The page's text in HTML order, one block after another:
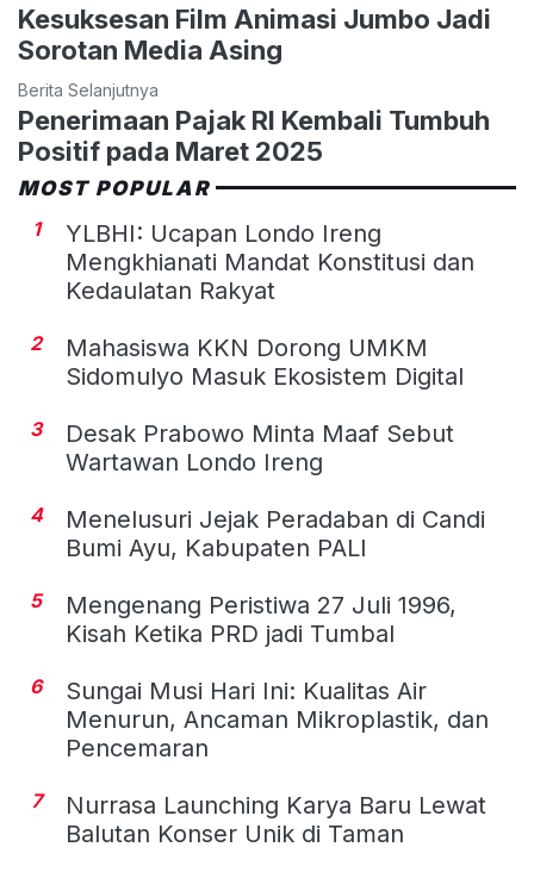
Kesuksesan Film Animasi Jumbo Jadi
Sorotan Media Asing
Berita Selanjutnya
Penerimaan Pajak RI Kembali Tumbuh
Positif pada Maret 2025
MOST POPULAR
1
YLBHI: Ucapan Londo Ireng
Mengkhianati Mandat Konstitusi dan
Kedaulatan Rakyat
2
Mahasiswa KKN Dorong UMKM
Sidomulyo Masuk Ekosistem Digital
3
Desak Prabowo Minta Maaf Sebut
Wartawan Londo Ireng
4
Menelusuri Jejak Peradaban di Candi
Bumi Ayu, Kabupaten PALI
5
Mengenang Peristiwa 27 Juli 1996,
Kisah Ketika PRD jadi Tumbal
6
Sungai Musi Hari Ini: Kualitas Air
Menurun, Ancaman Mikroplastik, dan
Pencemaran
7
Nurrasa Launching Karya Baru Lewat
Balutan Konser Unik di Taman